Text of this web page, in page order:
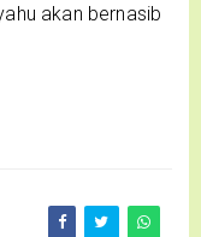
akan bernasib